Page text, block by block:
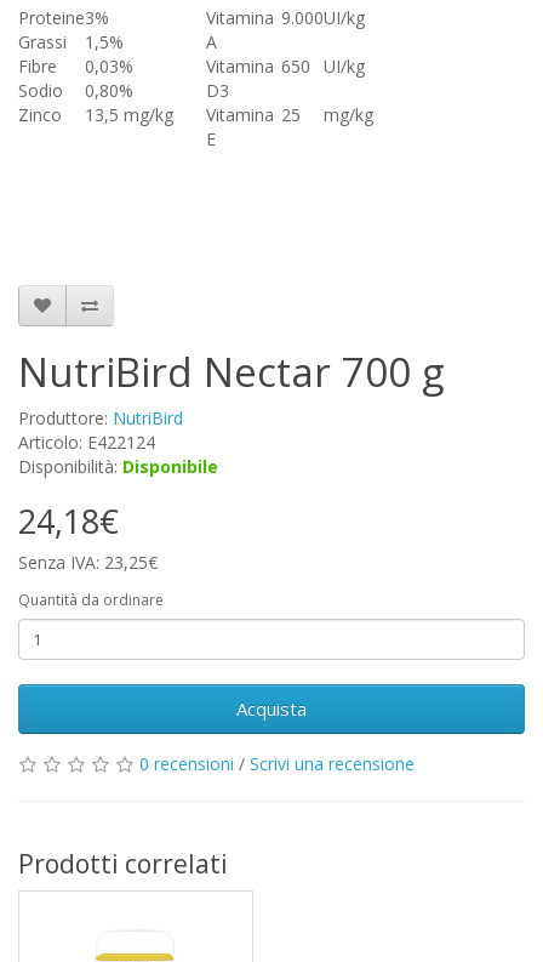
Proteine3%
Grassi
1,5%
Fibre
0,03%
Sodio
0,80%
Zinco
13,5 mg/kg
Vitamina
A
9.000UI/kg
Vitamina
D3
650 UI/kg
Vitamina
E
25 mg/kg
NutriBird Nectar 700 g
Produttore: NutriBird
Articolo: E422124
Disponibilità: Disponibile
24,18€
Senza IVA: 23,25€
Quantità da ordinare
Acquista
0 recensioni / Scrivi una recensione
Prodotti correlati